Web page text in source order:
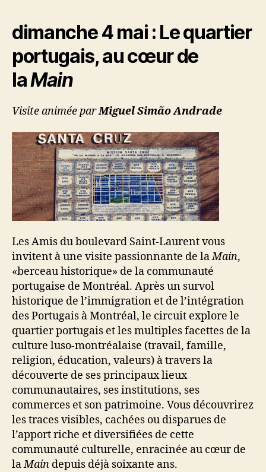
dimanche 4 mai : Le quartier
portugais, au cœur de
laMain
Visite animée parMiguel Simão Andrade
Les Amis du boulevard Saint-Laurent vous
invitent à une visite passionnante de laMain,
«berceau historique» de la communauté
portugaise de Montréal. Après un survol
historique de l’immigration et de l’intégration
des Portugais à Montréal, le circuit explore le
quartier portugais et les multiples facettes de la
culture luso-montréalaise (travail, famille,
religion, éducation, valeurs) à travers la
découverte de ses principaux lieux
communautaires, ses institutions, ses
commerces et son patrimoine. Vous découvrirez
les traces visibles, cachées ou disparues de
l’apport riche et diversifiées de cette
communauté culturelle, enracinée au cœur de
laMain depuis déjà soixante ans.